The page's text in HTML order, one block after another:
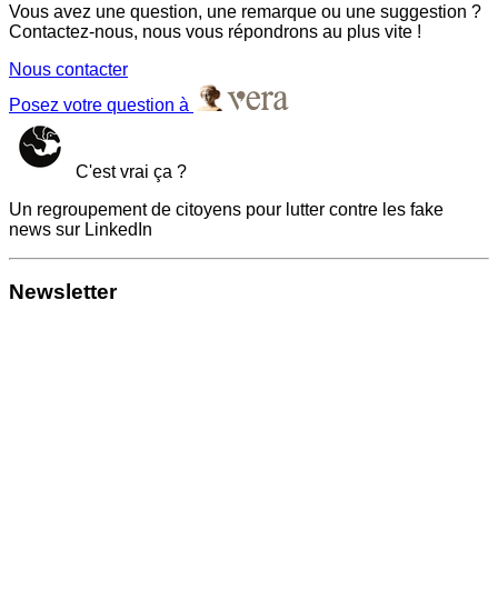
Vous avez une question, une remarque ou une suggestion ?
Contactez-nous, nous vous répondrons au plus vite !
Nous contacter
Posez votre question à
C'est vrai ça ?
Un regroupement de citoyens pour lutter contre les fake
news sur LinkedIn
Newsletter